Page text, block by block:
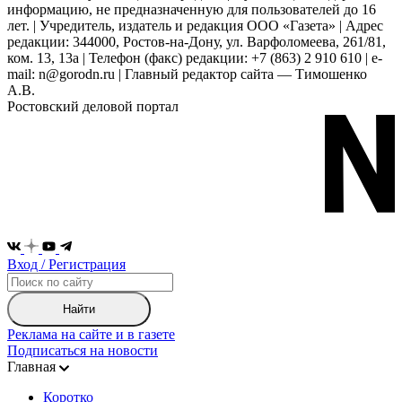
информацию, не предназначенную для пользователей до 16
лет. | Учредитель, издатель и редакция ООО «Газета» | Адрес
редакции: 344000, Ростов-на-Дону, ул. Варфоломеева, 261/81,
ком. 13, 13а | Телефон (факс) редакции: +7 (863) 2 910 610 | e-
mail: n@gorodn.ru | Главный редактор сайта — Тимошенко
А.В.
Ростовский деловой портал
Вход / Регистрация
Найти
Реклама на сайте и в газете
Подписаться на новости
Главная
Коротко